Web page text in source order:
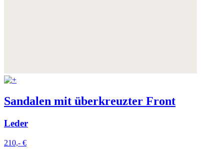
Sandalen mit überkreuzter Front
Leder
210,- €